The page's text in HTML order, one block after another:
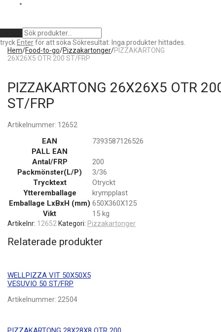
tryck Enterför att söka Sökresultat: Inga produkter hittades.
Hem/Food-to-go/Pizzakartonger/PIZZAKARTONG
26X26X5 OTR 200 ST/FRP
PIZZAKARTONG 26X26X5 OTR
ST/FRP
Artikelnummer: 12652
EAN
7393587126526
PALL EAN
Antal/FRP
200
Packmönster(L/P)
3/36
Trycktext
Otryckt
Ytteremballage
krympplast
Emballage LxBxH (mm) 650X360X125
Vikt
15 kg
Artikelnr: 12652 Kategori: Pizzakartonger
Relaterade produkter
WELLPIZZA VIT 50X50X5
VESUVIO 50 ST/FRP
Artikelnummer: 22504